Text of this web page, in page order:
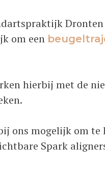
om een
hierbij met de
ons mogelijk om te
Spark